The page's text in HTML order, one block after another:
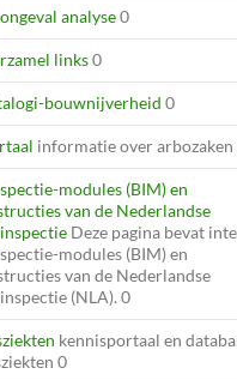
analyse0
links0
bouwnijverheid 0
informatie over arbozaken
modules (BIM) en
van de Nederlandse
Deze pagina bevat
modules (BIM) en
van de Nederlandse
(NLA). 0
kennisportaal en
0